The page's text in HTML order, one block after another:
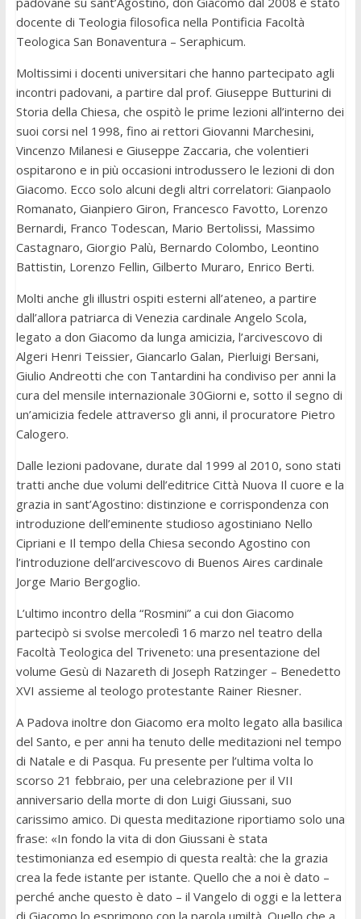
docente di Teologia filosofica nella Pontificia Facoltà
Teologica San Bonaventura – Seraphicum.
Moltissimi i docenti universitari che hanno partecipato agli
incontri padovani, a partire dal prof. Giuseppe Butturini di
Storia della Chiesa, che ospitò le prime lezioni all’interno dei
suoi corsi nel 1998, fino ai rettori Giovanni Marchesini,
Vincenzo Milanesi e Giuseppe Zaccaria, che volentieri
ospitarono e in più occasioni introdussero le lezioni di don
Giacomo. Ecco solo alcuni degli altri correlatori: Gianpaolo
Romanato, Gianpiero Giron, Francesco Favotto, Lorenzo
Bernardi, Franco Todescan, Mario Bertolissi, Massimo
Castagnaro, Giorgio Palù, Bernardo Colombo, Leontino
Battistin, Lorenzo Fellin, Gilberto Muraro, Enrico Berti.
Molti anche gli illustri ospiti esterni all’ateneo, a partire
dall’allora patriarca di Venezia cardinale Angelo Scola,
legato a don Giacomo da lunga amicizia, l’arcivescovo di
Algeri Henri Teissier, Giancarlo Galan, Pierluigi Bersani,
Giulio Andreotti che con Tantardini ha condiviso per anni la
cura del mensile internazionale 30Giorni e, sotto il segno di
un’amicizia fedele attraverso gli anni, il procuratore Pietro
Calogero.
Dalle lezioni padovane, durate dal 1999 al 2010, sono stati
tratti anche due volumi dell’editrice Città Nuova Il cuore e la
grazia in sant’Agostino: distinzione e corrispondenza con
introduzione dell’eminente studioso agostiniano Nello
Cipriani e Il tempo della Chiesa secondo Agostino con
l’introduzione dell’arcivescovo di Buenos Aires cardinale
Jorge Mario Bergoglio.
L’ultimo incontro della “Rosmini” a cui don Giacomo
partecipò si svolse mercoledì 16 marzo nel teatro della
Facoltà Teologica del Triveneto: una presentazione del
volume Gesù di Nazareth di Joseph Ratzinger – Benedetto
XVI assieme al teologo protestante Rainer Riesner.
A Padova inoltre don Giacomo era molto legato alla basilica
del Santo, e per anni ha tenuto delle meditazioni nel tempo
di Natale e di Pasqua. Fu presente per l’ultima volta lo
scorso 21 febbraio, per una celebrazione per il VII
anniversario della morte di don Luigi Giussani, suo
carissimo amico. Di questa meditazione riportiamo solo una
frase: «In fondo la vita di don Giussani è stata
testimonianza ed esempio di questa realtà: che la grazia
crea la fede istante per istante. Quello che a noi è dato –
perché anche questo è dato – il Vangelo di oggi e la lettera